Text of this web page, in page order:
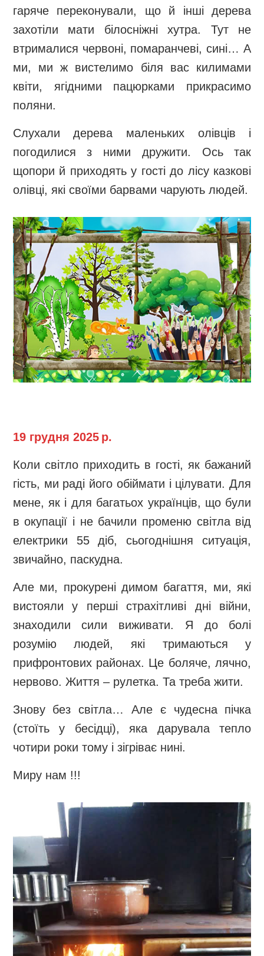
гаряче переконували, що й інші дерева
захотіли мати білосніжні хутра. Тут не
втрималися червоні, помаранчеві, сині… А
ми, ми ж вистелимо біля вас килимами
квіти, ягідними пацюрками прикрасимо
поляни.
Слухали дерева маленьких олівців і
погодилися з ними дружити. Ось так
щопори й приходять у гості до лісу казкові
олівці, які своїми барвами чарують людей.
19 грудня 2025 р.
Коли світло приходить в гості, як бажаний
гість, ми раді його обіймати і цілувати. Для
мене, як і для багатьох українців, що були
в окупації і не бачили променю світла від
електрики 55 діб, сьогоднішня ситуація,
звичайно, паскудна.
Але ми, прокурені димом багаття, ми, які
вистояли у перші страхітливі дні війни,
знаходили сили виживати. Я до болі
розумію людей, які тримаються у
прифронтових районах. Це боляче, лячно,
нервово. Життя – рулетка. Та треба жити.
Знову без світла… Але є чудесна пічка
(стоїть у бесідці), яка дарувала тепло
чотири роки тому і зігріває нині.
Миру нам !!!